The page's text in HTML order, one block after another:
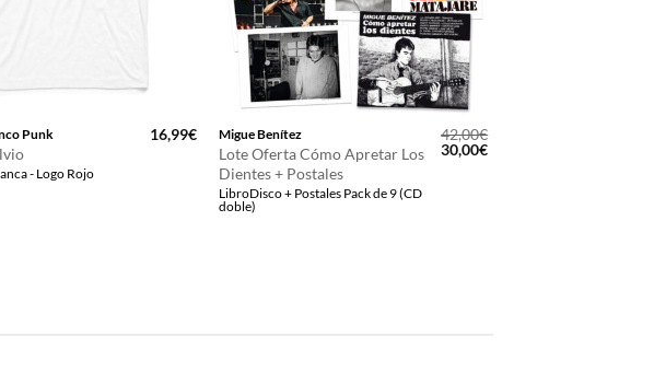
Punk
- Logo Rojo
16,99€ Migue Benítez
Lote Oferta Cómo Apretar Los
Dientes + Postales
LibroDisco + Postales Pack de 9 (CD
doble)
42,00€
El
precio
30,00€El